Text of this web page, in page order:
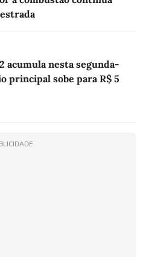
acumula nesta segunda-
principal sobe para R$ 5